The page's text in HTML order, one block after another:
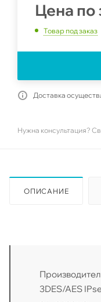
Цена по
Товар под заказ
Доставка
Нужна консультация?
ОПИСАНИЕ
3DES/AES